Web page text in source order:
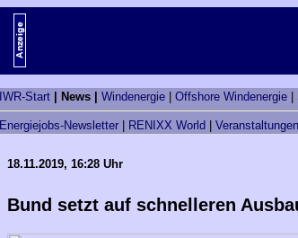
IWR-Start | News | Windenergie Offshore Windenergie
Energiejobs-Newsletter RENIXX World Veranstaltungen
18.11.2019, 16:28 Uhr
Bund setzt auf schnelleren